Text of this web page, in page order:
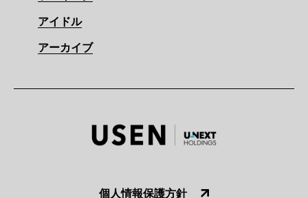
アイドル
アーカイブ
個人情報保護方針